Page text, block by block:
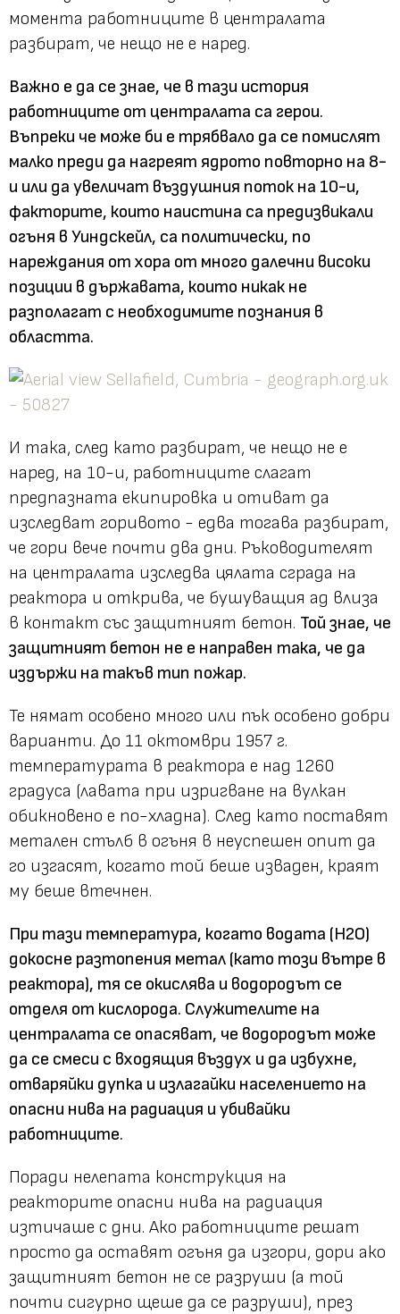
момента работниците в централата
разбират, че нещо не е наред.
Важно е да се знае, че в тази история
работниците от централата са герои.
Въпреки че може би е трябвало да се помислят
малко преди да нагреят ядрото повторно на 8-
и или да увеличат въздушния поток на 10-и,
факторите, които наистина са предизвикали
огъня в Уиндскейл, са политически, по
нареждания от хора от много далечни високи
позиции в държавата, които никак не
разполагат с необходимите познания в
областта.
И така, след като разбират, че нещо не е
наред, на 10-и, работниците слагат
предпазната екипировка и отиват да
изследват горивото - едва тогава разбират,
че гори вече почти два дни. Ръководителят
на централата изследва цялата сграда на
реактора и открива, че бушуващия ад влиза
в контакт със защитният бетон. Той знае, че
защитният бетон не е направен така, че да
издържи на такъв тип пожар.
Те нямат особено много или пък особено добри
варианти. До 11 октомври 1957 г.
температурата в реактора е над 1260
градуса (лавата при изригване на вулкан
обикновено е по-хладна). След като поставят
метален стълб в огъня в неуспешен опит да
го изгасят, когато той беше изваден, краят
му беше втечнен.
При тази температура, когато водата (H2O)
докосне разтопения метал (като този вътре в
реактора), тя се окислява и водородът се
отделя от кислорода. Служителите на
централата се опасяват, че водородът може
да се смеси с входящия въздух и да избухне,
отваряйки дупка и излагайки населението на
опасни нива на радиация и убивайки
работниците.
Поради нелепата конструкция на
реакторите опасни нива на радиация
изтичаше с дни. Ако работниците решат
просто да оставят огъня да изгори, дори ако
защитният бетон не се разруши (а той
почти сигурно щеше да се разруши), през